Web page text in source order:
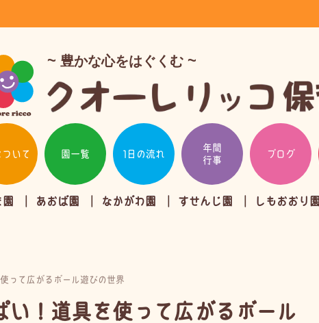
豊かな心をはぐくむ
ついて 園一覧 1日の流れ
年間
行事
ブログ
あおば園 なかがわ園 すせんじ園 しもおおり園
って広がるボール遊びの世界
い！道具を使って広がるボール